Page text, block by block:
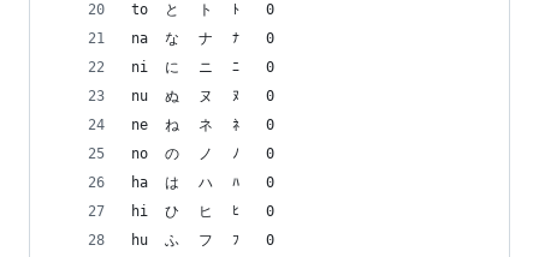
to	と	ト	ﾄ	0
na	な	ナ	ﾅ	0
ni	に	ニ	ﾆ	0
nu	ぬ	ヌ	ﾇ	0
ne	ね	ネ	ﾈ	0
no	の	ノ	ﾉ	0
ha	は	ハ	ﾊ	0
hi	ひ	ヒ	ﾋ	0
hu	ふ	フ	ﾌ	0